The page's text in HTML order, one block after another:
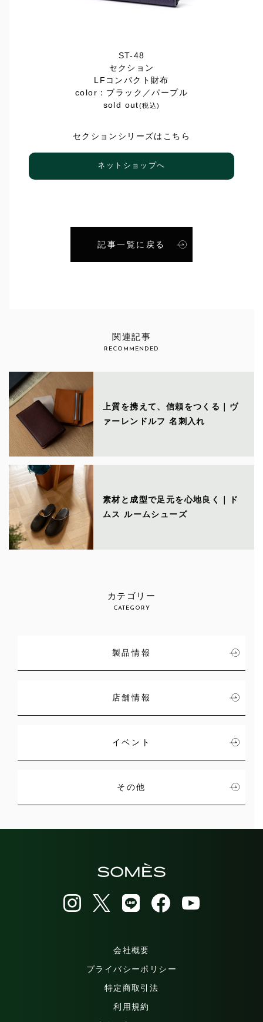
ST-48
セクション
LFコンパクト財布
color：ブラック／パープル
sold out(税込)
セクションシリーズはこちら
ネットショップへ
記事一覧に戻る
関連記事
RECOMMENDED
上質を携えて、信頼をつくる｜ヴ
ァーレンドルフ 名刺入れ
素材と成型で足元を心地良く｜ド
ムス ルームシューズ
カテゴリー
CATEGORY
製品情報
店舗情報
イベント
その他
会社概要
プライバシーポリシー
特定商取引法
利用規約